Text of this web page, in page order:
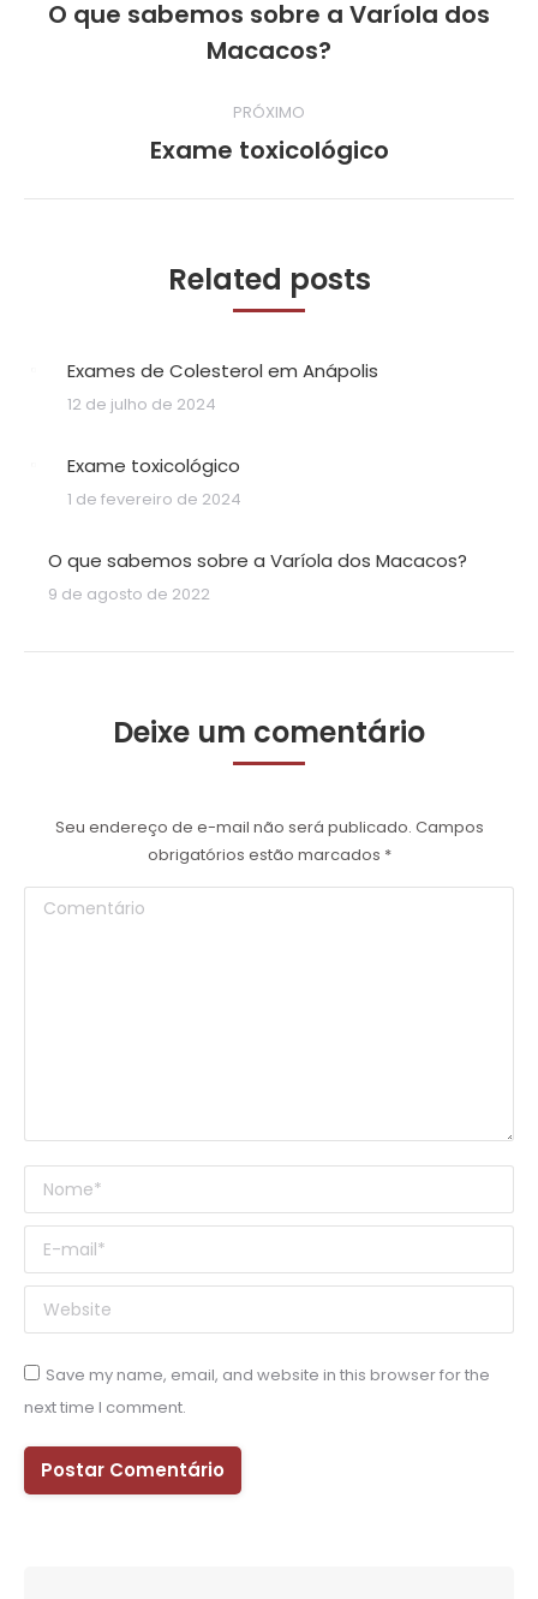
Post
anterior:
O que sabemos sobre a Varíola dos
Macacos?
PRÓXIMO
Próximo
Exame toxicológico
Related posts
Exames de Colesterol em Anápolis
12 de julho de 2024
Exame toxicológico
1 de fevereiro de 2024
O que sabemos sobre a Varíola dos Macacos?
9 de agosto de 2022
Deixe um comentário
Seu endereço de e-mail não será publicado. Campos
obrigatórios estão marcados *
Comentário
Nome *
E-mail *
Website
Save my name, email, and website in this browser for the
next time I comment.
Postar Comentário